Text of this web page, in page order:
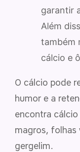
garantir
Além
também
cálcio e
O cálcio pode
humor e a
encontra
magros, folhas
gergelim.